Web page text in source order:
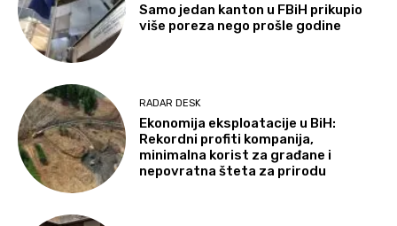
Samo jedan kanton u FBiH prikupio
više poreza nego prošle godine
RADAR DESK
Ekonomija eksploatacije u BiH:
Rekordni profiti kompanija,
minimalna korist za građane i
nepovratna šteta za prirodu